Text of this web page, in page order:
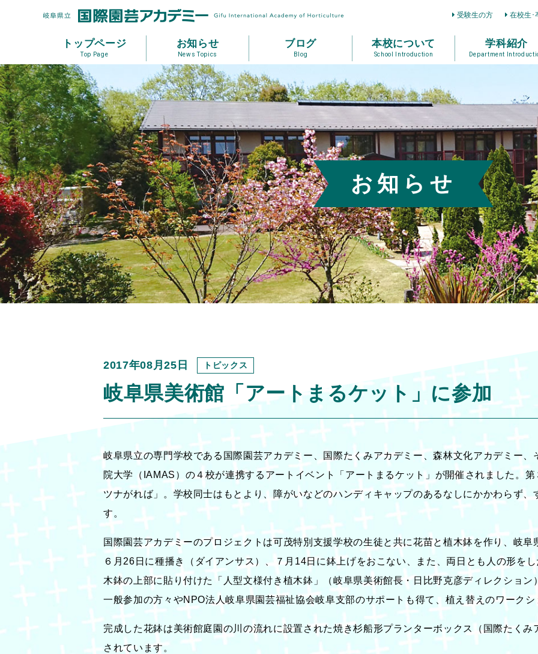
受験生の方 在校生･
トップページ
Top Page
お知らせ
News Topics
ブログ
Blog
本校について
School Introduction
学科紹介
Department
お知らせ
2017年08月25日 トピックス
岐阜県美術館「アートまるケット」に参加
岐阜県立の専門学校である国際園芸アカデミー、国際たくみアカデミー、森林文化アカデミー
院大学（IAMAS）の４校が連携するアートイベント「アートまるケット」が開催されました。
ツナがれば」。学校同士はもとより、障がいなどのハンディキャップのあるなしにかかわらず
す。
国際園芸アカデミーのプロジェクトは可茂特別支援学校の生徒と共に花苗と植木鉢を作り、岐
６月26日に種播き（ダイアンサス）、７月14日に鉢上げをおこない、また、両日とも人の形を
木鉢の上部に貼り付けた「人型文様付き植木鉢」（岐阜県美術館長・日比野克彦ディレクショ
一般参加の方々やNPO法人岐阜県園芸福祉協会岐阜支部のサポートも得て、植え替えのワーク
完成した花鉢は美術館庭園の川の流れに設置された焼き杉船形プランターボックス（国際たく
されています。